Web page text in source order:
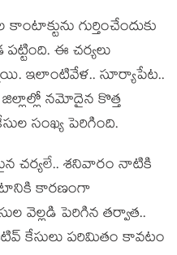
గుర్తించేందుకు
పట్టింది. ఈ చర్యలు
ఇలాంటివేళ.. సూర్యాపేట..
నమోదైన కొత్త
సంఖ్య పెరిగింది.
చర్యలే.. శనివారం నాటికి
కారణంగా
వెల్లడి పెరిగిన తర్వాత..
కేసులు పరిమితం కావటం